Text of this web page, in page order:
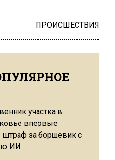
ПРОИСШЕСТВИЯ